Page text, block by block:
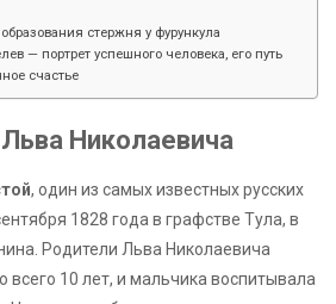
стержня у фурункула
— портрет успешного человека, его путь
счастье
Николаевича
, один из самых известных русских
1828 года в графстве Тула, в
Родители Льва Николаевича
всего 10 лет, и мальчика воспитывала